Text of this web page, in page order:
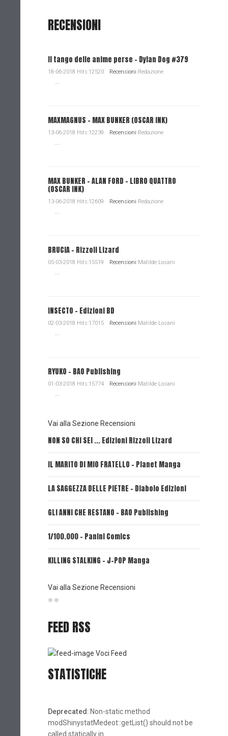
RECENSIONI
Il tango delle anime perse - Dylan Dog #379
18-06-2018 Hits:12520 Recensioni Redazione
...
MAXMAGNUS – MAX BUNKER (OSCAR INK)
13-06-2018 Hits:12239 Recensioni Redazione
...
MAX BUNKER – ALAN FORD – LIBRO QUATTRO
(OSCAR INK)
13-06-2018 Hits:12609 Recensioni Redazione
...
BRUCIA - Rizzoli Lizard
05-03-2018 Hits:15519 Recensioni Matilde Losani
...
INSECTO - Edizioni BD
02-03-2018 Hits:17015 Recensioni Matilde Losani
...
RYUKO - BAO Publishing
01-03-2018 Hits:15774 Recensioni Matilde Losani
...
Vai alla Sezione Recensioni
NON SO CHI SEI ... Edizioni Rizzoli Lizard
IL MARITO DI MIO FRATELLO - Planet Manga
LA SAGGEZZA DELLE PIETRE - Diabolo Edizioni
GLI ANNI CHE RESTANO - BAO Publishing
1/100.000 - Panini Comics
KILLING STALKING - J-POP Manga
Vai alla Sezione Recensioni
FEED RSS
Voci Feed
STATISTICHE
Deprecated : Non-static method
modShinystatMedeot::getList() should not be
called statically in